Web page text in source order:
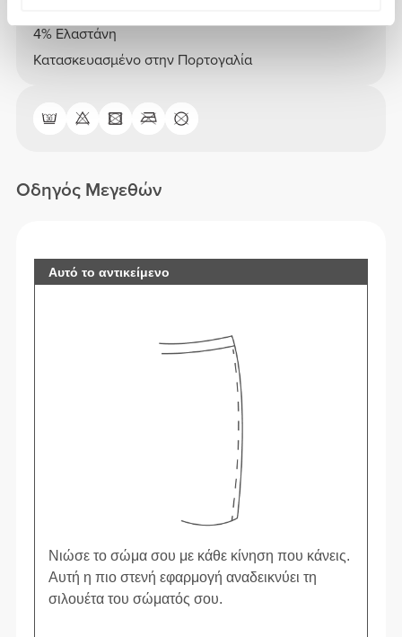
4% Ελαστάνη
Κατασκευασμένο στην Πορτογαλία
Οδηγός Μεγεθών
Αυτό το αντικείμενο
Νιώσε το σώμα σου με κάθε κίνηση που κάνεις.
Αυτή η πιο στενή εφαρμογή αναδεικνύει τη
σιλουέτα του σώματός σου.